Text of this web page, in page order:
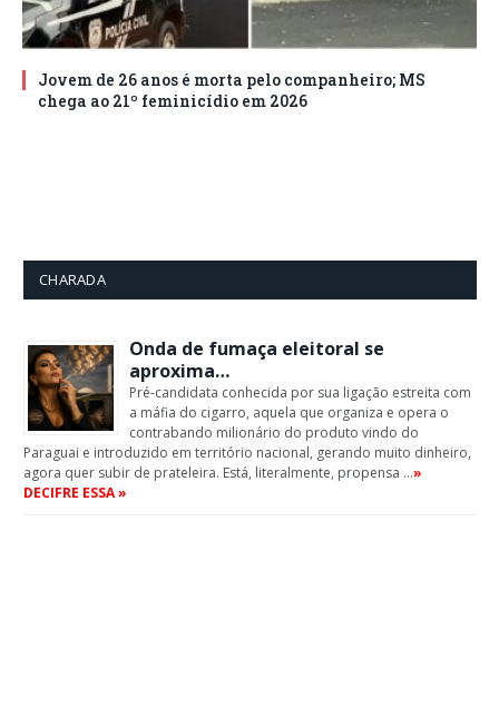
Jovem de 26 anos é morta pelo companheiro; MS
chega ao 21º feminicídio em 2026
CHARADA
Onda de fumaça eleitoral se
aproxima…
Pré-candidata conhecida por sua ligação estreita com
a máfia do cigarro, aquela que organiza e opera o
contrabando milionário do produto vindo do
Paraguai e introduzido em território nacional, gerando muito dinheiro,
agora quer subir de prateleira. Está, literalmente, propensa …»
DECIFRE ESSA »